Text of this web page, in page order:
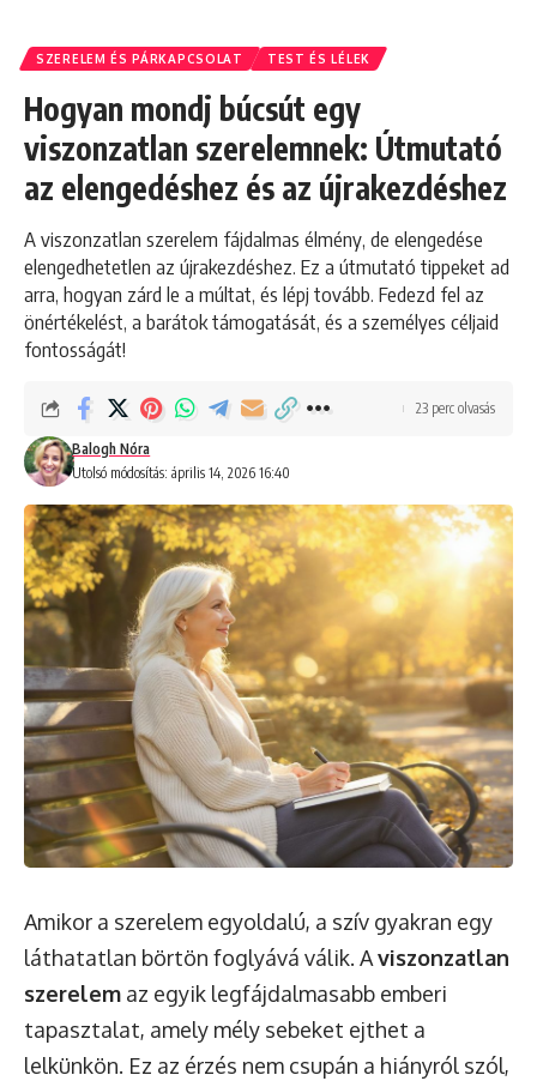
SZERELEM ÉS PÁRKAPCSOLAT TEST ÉS LÉLEK
Hogyan mondj búcsút egy
viszonzatlan szerelemnek: Útmutató
az elengedéshez és az újrakezdéshez
A viszonzatlan szerelem fájdalmas élmény, de elengedése
elengedhetetlen az újrakezdéshez. Ez a útmutató tippeket ad
arra, hogyan zárd le a múltat, és lépj tovább. Fedezd fel az
önértékelést, a barátok támogatását, és a személyes céljaid
fontosságát!
Utolsó módosítás: április 14, 2026 16:40
Balogh Nóra
23 perc olvasás
Amikor a szerelem egyoldalú, a szív gyakran egy
láthatatlan börtön foglyává válik. Aviszonzatlan
szerelem az egyik legfájdalmasabb emberi
tapasztalat, amely mély sebeket ejthet a
lelkünkön. Ez az érzés nem csupán a hiányról szól,